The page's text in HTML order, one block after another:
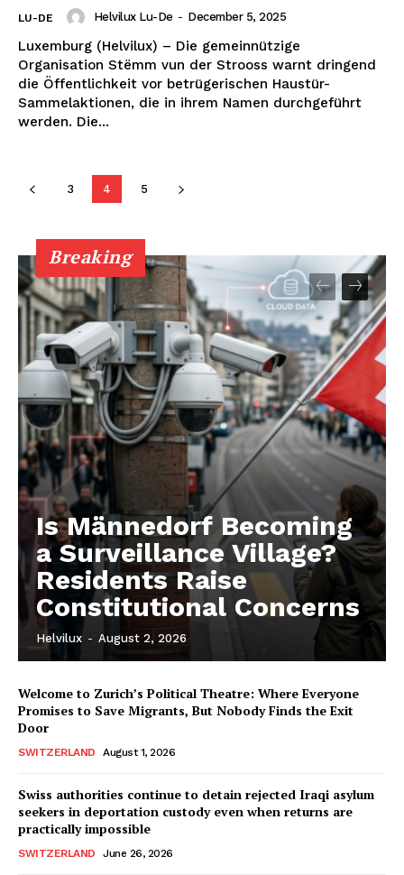
Helvilux.lu
About
Subscription Plans
My account
Helvilux.lu
About
Subscription Plans
My account
LU-DE Helvilux Lu-De - December 5, 2025
Luxemburg (Helvilux) – Die gemeinnützige
Organisation Stëmm vun der Strooss warnt dringend
die Öffentlichkeit vor betrügerischen Haustür-
Sammelaktionen, die in ihrem Namen durchgeführt
werden. Die...
3 4 5
Breaking
Is Männedorf Becoming
a Surveillance Village?
Residents Raise
Constitutional Concerns
Helvilux - August 2, 2026
Welcome to Zurich’s Political Theatre: Where Everyone
Promises to Save Migrants, But Nobody Finds the Exit
Door
SWITZERLAND August 1, 2026
Swiss authorities continue to detain rejected Iraqi asylum
seekers in deportation custody even when returns are
practically impossible
SWITZERLAND June 26, 2026